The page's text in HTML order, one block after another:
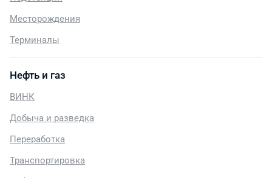
Месторождения
Терминалы
Нефть и газ
ВИНК
Добыча и разведка
Переработка
Транспортировка